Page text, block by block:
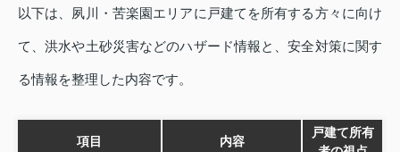
以下は、夙川・苦楽園エリアに戸建てを所有する方々に向け
て、洪水や土砂災害などのハザード情報と、安全対策に関す
る情報を整理した内容です。
項目 内容
戸建て所有